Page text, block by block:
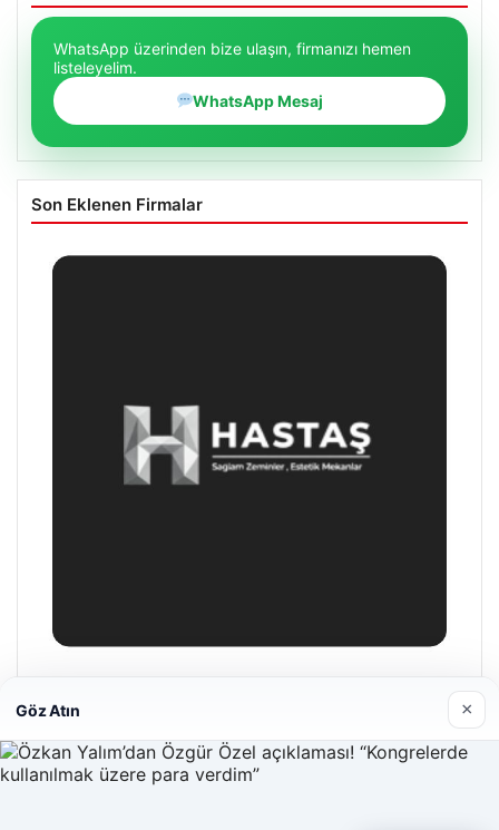
WhatsApp üzerinden bize ulaşın, firmanızı hemen
listeleyelim.
WhatsApp Mesaj
Son Eklenen Firmalar
26/05/2026
Göz Atın ×